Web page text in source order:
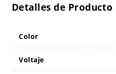
Detalles de Producto
Color
Voltaje